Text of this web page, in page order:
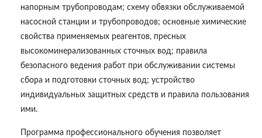
напорным трубопроводам; схему обвязки обслуживаемой
насосной станции и трубопроводов; основные химические
свойства применяемых реагентов, пресных
высокоминерализованных сточных вод; правила
безопасного ведения работ при обслуживании системы
сбора и подготовки сточных вод; устройство
индивидуальных защитных средств и правила пользования
ими.
Программа профессионального обучения позволяет